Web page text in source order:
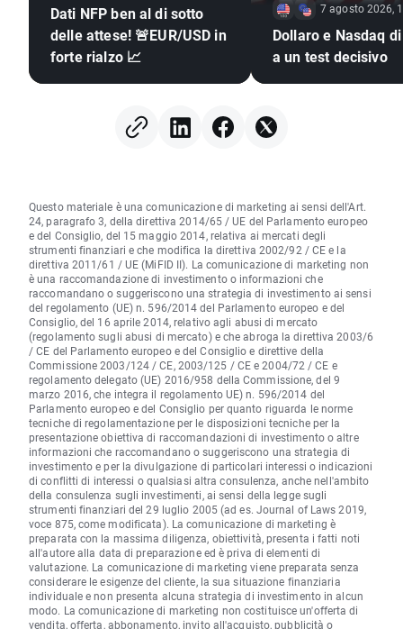
Dati NFP ben al di sotto
delle attese! 🚨EUR/USD in
forte rialzo 📈
7 agosto 2026,
Dollaro e Nasdaq
a un test decisivo
Questo materiale è una comunicazione di marketing ai sensi dell'Art.
24, paragrafo 3, della direttiva 2014/65 / UE del Parlamento europeo
e del Consiglio, del 15 maggio 2014, relativa ai mercati degli
strumenti finanziari e che modifica la direttiva 2002/92 / CE e la
direttiva 2011/61 / UE (MiFID II). La comunicazione di marketing non
è una raccomandazione di investimento o informazioni che
raccomandano o suggeriscono una strategia di investimento ai sensi
del regolamento (UE) n. 596/2014 del Parlamento europeo e del
Consiglio, del 16 aprile 2014, relativo agli abusi di mercato
(regolamento sugli abusi di mercato) e che abroga la direttiva 2003/6
/ CE del Parlamento europeo e del Consiglio e direttive della
Commissione 2003/124 / CE, 2003/125 / CE e 2004/72 / CE e
regolamento delegato (UE) 2016/958 della Commissione, del 9
marzo 2016, che integra il regolamento UE) n. 596/2014 del
Parlamento europeo e del Consiglio per quanto riguarda le norme
tecniche di regolamentazione per le disposizioni tecniche per la
presentazione obiettiva di raccomandazioni di investimento o altre
informazioni che raccomandano o suggeriscono una strategia di
investimento e per la divulgazione di particolari interessi o indicazioni
di conflitti di interessi o qualsiasi altra consulenza, anche nell'ambito
della consulenza sugli investimenti, ai sensi della legge sugli
strumenti finanziari del 29 luglio 2005 (ad es. Journal of Laws 2019,
voce 875, come modificata). La comunicazione di marketing è
preparata con la massima diligenza, obiettività, presenta i fatti noti
all'autore alla data di preparazione ed è priva di elementi di
valutazione. La comunicazione di marketing viene preparata senza
considerare le esigenze del cliente, la sua situazione finanziaria
individuale e non presenta alcuna strategia di investimento in alcun
modo. La comunicazione di marketing non costituisce un'offerta di
vendita, offerta, abbonamento, invito all'acquisto, pubblicità o